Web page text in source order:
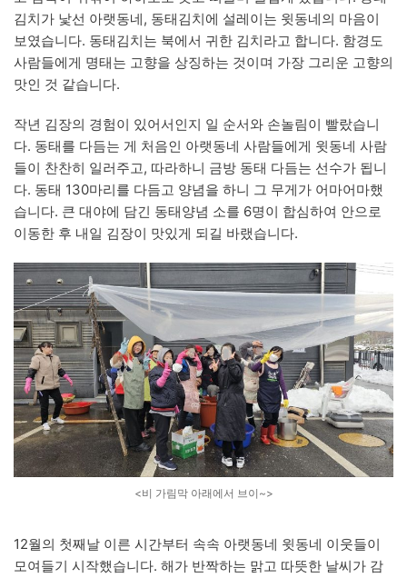
김치가 낯선 아랫동네, 동태김치에 설레이는 윗동네의 마음이
보였습니다. 동태김치는 북에서 귀한 김치라고 합니다. 함경도
사람들에게 명태는 고향을 상징하는 것이며 가장 그리운 고향의
맛인 것 같습니다.
작년 김장의 경험이 있어서인지 일 순서와 손놀림이 빨랐습니
다. 동태를 다듬는 게 처음인 아랫동네 사람들에게 윗동네 사람
들이 찬찬히 일러주고, 따라하니 금방 동태 다듬는 선수가 됩니
다. 동태 130마리를 다듬고 양념을 하니 그 무게가 어마어마했
습니다. 큰 대야에 담긴 동태양념 소를 6명이 합심하여 안으로
이동한 후 내일 김장이 맛있게 되길 바랬습니다.
<비 가림막 아래에서 브이~>
12월의 첫째날 이른 시간부터 속속 아랫동네 윗동네 이웃들이
모여들기 시작했습니다. 해가 반짝하는 맑고 따뜻한 날씨가 감